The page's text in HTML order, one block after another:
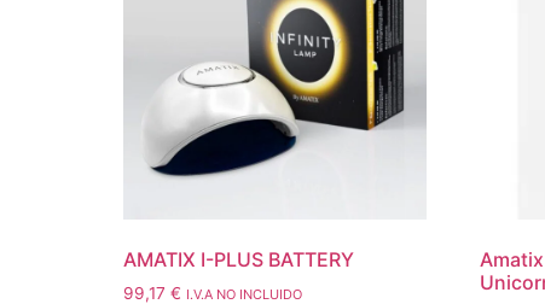
AMATIX I-PLUS BATTERY
99,17 € I.V.A NO INCLUIDO